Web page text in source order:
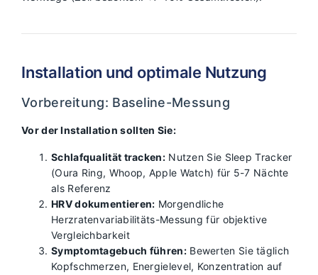
Installation und optimale Nutzung
Vorbereitung: Baseline-Messung
Vor der Installation sollten Sie:
Schlafqualität tracken:Nutzen Sie Sleep Tracker
(Oura Ring, Whoop, Apple Watch) für 5-7 Nächte
als Referenz
HRV dokumentieren: Morgendliche
Herzratenvariabilitäts-Messung für objektive
Vergleichbarkeit
Symptomtagebuch führen:Bewerten Sie täglich
Kopfschmerzen, Energielevel, Konzentration auf